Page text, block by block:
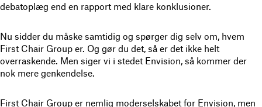
debatoplæg end en rapport med klare konklusioner.
Nu sidder du måske samtidig og spørger dig selv om, hvem
First Chair Group er. Og gør du det, så er det ikke helt
overraskende. Men siger vi i stedet Envision, så kommer der
nok mere genkendelse.
First Chair Group er nemlig moderselskabet for Envision, men